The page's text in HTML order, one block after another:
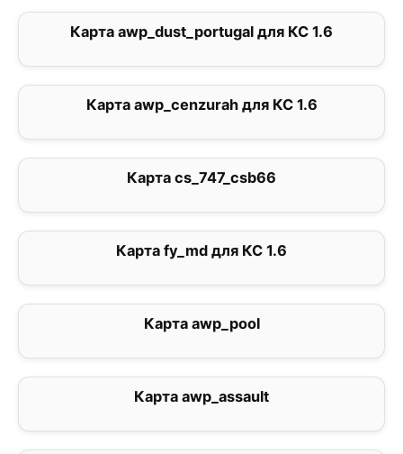
Карта awp_dust_portugal для КС 1.6
Карта awp_cenzurah для КС 1.6
Карта cs_747_csb66
Карта fy_md для КС 1.6
Карта awp_pool
Карта awp_assault